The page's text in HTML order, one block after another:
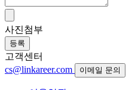
사진첨부
등록
고객센터
cs@linkareer.com
이메일 문의